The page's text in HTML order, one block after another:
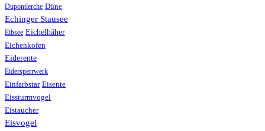
Dupontlerche Düne
Echinger Stausee
Eibsee Eichelhäher
Eichenkofen
Eiderente
Eidersperrwerk
Einfarbstar Eisente
Eissturmvogel
Eistaucher
Eisvogel